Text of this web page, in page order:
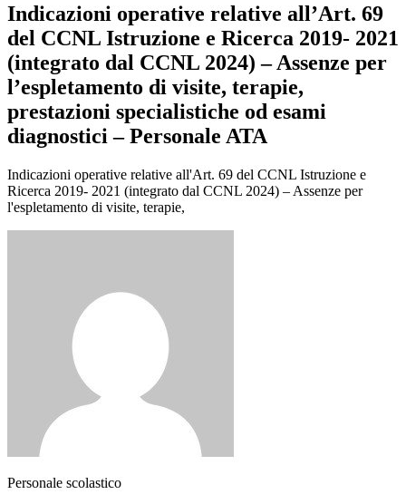
Indicazioni operative relative all’Art. 69
del CCNL Istruzione e Ricerca 2019- 2021
(integrato dal CCNL 2024) – Assenze per
l’espletamento di visite, terapie,
prestazioni specialistiche od esami
diagnostici – Personale ATA
Indicazioni operative relative all'Art. 69 del CCNL Istruzione e
Ricerca 2019- 2021 (integrato dal CCNL 2024) – Assenze per
l'espletamento di visite, terapie,
Personale scolastico